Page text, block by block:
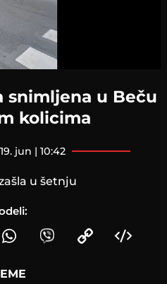
snimljena u Beču
kolicima
jun | 10:42
u šetnju